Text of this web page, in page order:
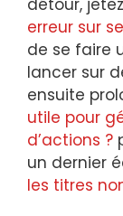
erreur sur
de se faire
lancer sur
ensuite
utile pour
d’actions ?
un dernier
les titres